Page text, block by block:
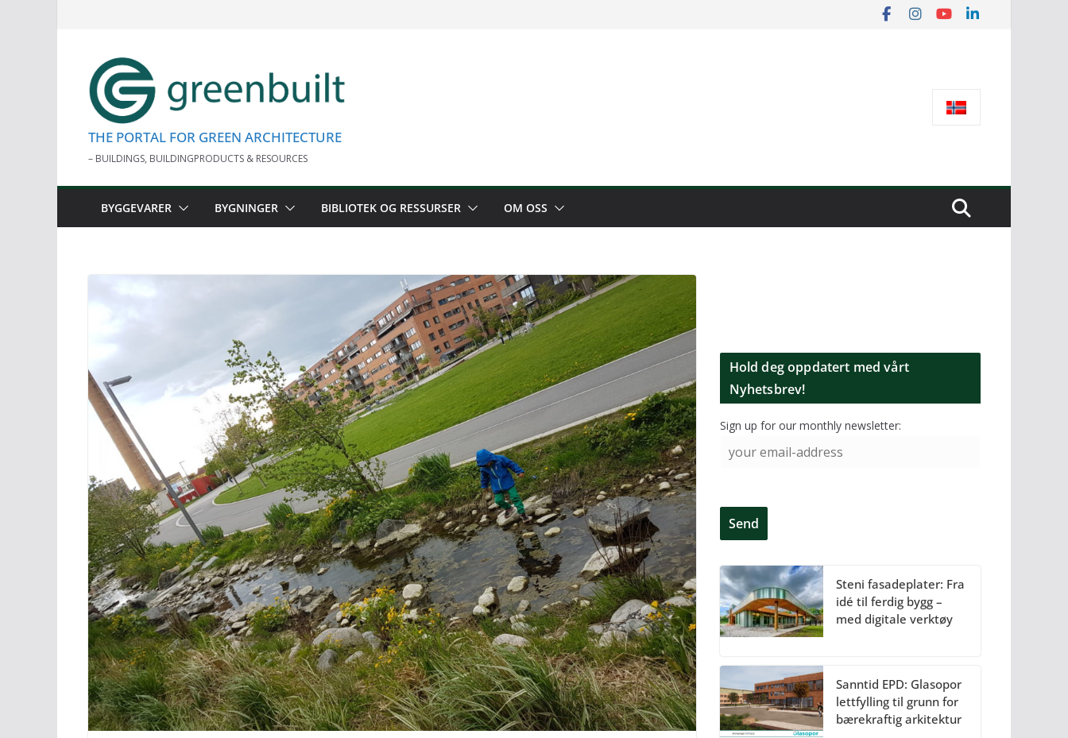
THE PORTAL FOR GREEN ARCHITECTURE
– BUILDINGS, BUILDINGPRODUCTS & RESOURCES
BYGGEVARER BYGNINGER BIBLIOTEK OG RESSURSER OM OSS
Hold deg oppdatert med vårt
Nyhetsbrev!
Sign up for our monthly newsletter:
Steni fasadeplater: Fra
idé til ferdig bygg –
med digitale verktøy
Sanntid EPD: Glasopor
lettfylling til grunn for
bærekraftig arkitektur